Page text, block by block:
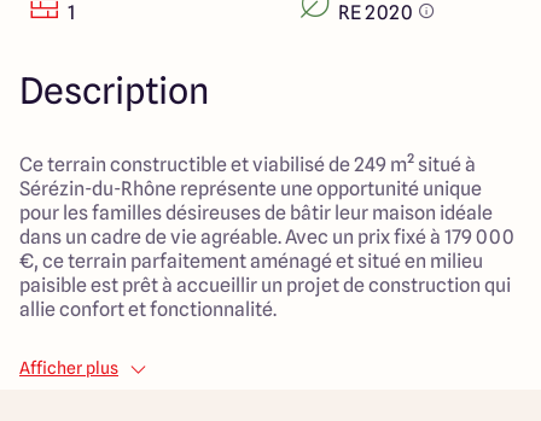
4.9
1 RE 2020
Description
Ce terrain constructible et viabilisé de 249 m² situé à
Sérézin-du-Rhône représente une opportunité unique
pour les familles désireuses de bâtir leur maison idéale
dans un cadre de vie agréable. Avec un prix fixé à 179 000
€, ce terrain parfaitement aménagé et situé en milieu
paisible est prêt à accueillir un projet de construction qui
allie confort et fonctionnalité.
Bénéficiant d'une localisation de choix, il se trouve à
proximité d'un réseau de commodités essentielles,
Afficher plus